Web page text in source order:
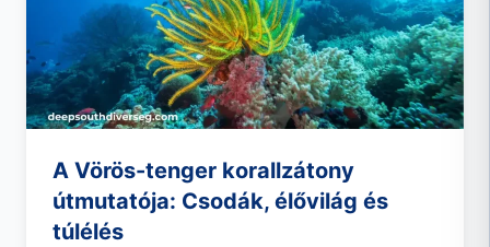
A Vörös-tenger korallzátony
útmutatója: Csodák, élővilág és
túlélés